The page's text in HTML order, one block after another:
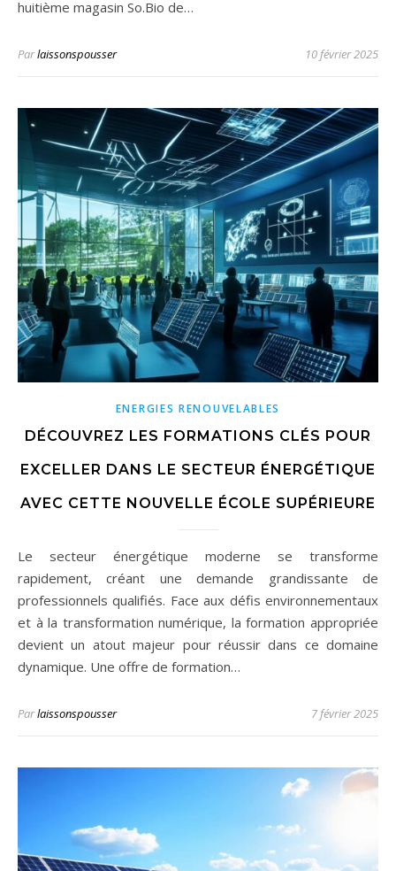
huitième magasin So.Bio de…
Parlaissonspousser 10 février 2025
ENERGIES RENOUVELABLES
DÉCOUVREZ LES FORMATIONS CLÉS POUR
EXCELLER DANS LE SECTEUR ÉNERGÉTIQUE
AVEC CETTE NOUVELLE ÉCOLE SUPÉRIEURE
Le secteur énergétique moderne se transforme
rapidement, créant une demande grandissante de
professionnels qualifiés. Face aux défis environnementaux
et à la transformation numérique, la formation appropriée
devient un atout majeur pour réussir dans ce domaine
dynamique. Une offre de formation…
Parlaissonspousser 7 février 2025